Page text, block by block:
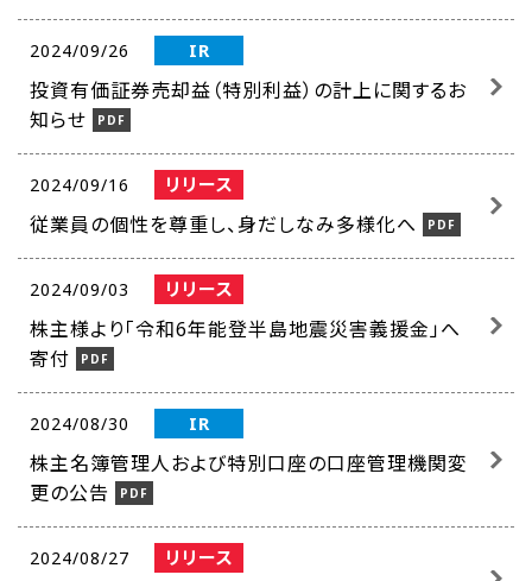
2024/09/26 IR
投資有価証券売却益（特別利益）の計上に関するお
知らせ
2024/09/16 リリース
従業員の個性を尊重し、身だしなみ多様化へ
2024/09/03 リリース
株主様より「令和6年能登半島地震災害義援金」へ
寄付
2024/08/30 IR
株主名簿管理人および特別口座の口座管理機関変
更の公告
2024/08/27 リリース